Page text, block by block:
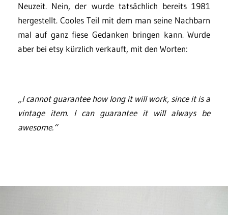
Neuzeit. Nein, der wurde tatsächlich bereits 1981
hergestellt. Cooles Teil mit dem man seine Nachbarn
mal auf ganz fiese Gedanken bringen kann. Wurde
aber bei etsy kürzlich verkauft, mit den Worten:
„I cannot guarantee how long it will work, since it is a
vintage item. I can guarantee it will always be
awesome.“